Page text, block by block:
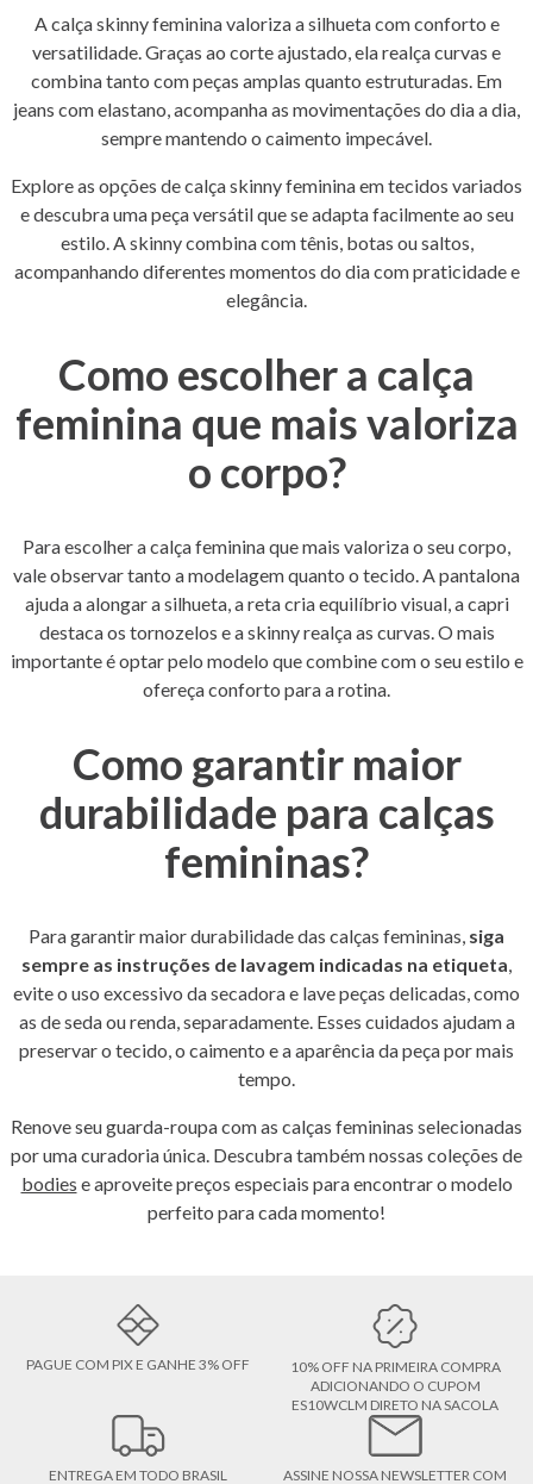
A calça skinny feminina valoriza a silhueta com conforto e
versatilidade. Graças ao corte ajustado, ela realça curvas e
combina tanto com peças amplas quanto estruturadas. Em
jeans com elastano, acompanha as movimen­tações do dia a dia,
sempre mantendo o caimento impecável.
Explore as opções de calça skinny feminina em tecidos variados
e descubra uma peça versátil que se adapta facilmente ao seu
estilo. A skinny combina com tênis, botas ou saltos,
acompanhando diferentes momentos do dia com praticidade e
elegância.
Como escolher a calça
feminina que mais valoriza
o corpo?
Para escolher a calça feminina que mais valoriza o seu corpo,
vale observar tanto a modelagem quanto o tecido. A pantalona
ajuda a alongar a silhueta, a reta cria equilíbrio visual, a capri
destaca os tornozelos e a skinny realça as curvas. O mais
importante é optar pelo modelo que combine com o seu estilo e
ofereça conforto para a rotina.
Como garantir maior
durabilidade para calças
femininas?
Para garantir maior durabilidade das calças femininas, siga
sempre as instruções de lavagem indicadas na etiqueta
evite o uso excessivo da secadora e lave peças delicadas, como
as de seda ou renda, separadamente. Esses cuidados ajudam a
preservar o tecido, o caimento e a aparência da peça por mais
tempo.
Renove seu guarda-roupa com as calças femininas selecionadas
por uma curadoria única. Descubra também nossas coleções de
bodies e aproveite preços especiais para encontrar o modelo
perfeito para cada momento!
PAGUE COM PIX E GANHE 3% OFF
10% OFF NA PRIMEIRA COMPRA
ADICIONANDO O CUPOM
ES10WCLM DIRETO NA SACOLA
ENTREGA EM TODO BRASIL
ASSINE NOSSA NEWSLETTER COM